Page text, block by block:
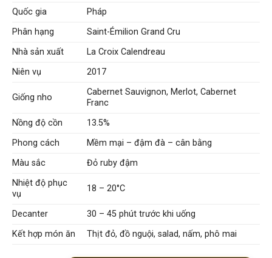
Quốc gia
Pháp
Phân hạng
Saint-Émilion Grand Cru
Nhà sản xuất
La Croix Calendreau
Niên vụ
2017
Giống nho
Cabernet Sauvignon, Merlot, Cabernet
Franc
Nồng độ cồn
13.5%
Phong cách
Mềm mại – đậm đà – cân bằng
Màu sắc
Đỏ ruby đậm
Nhiệt độ phục
vụ
18 – 20°C
Decanter
30 – 45 phút trước khi uống
Kết hợp món ăn
Thịt đỏ, đồ nguội, salad, nấm, phô mai